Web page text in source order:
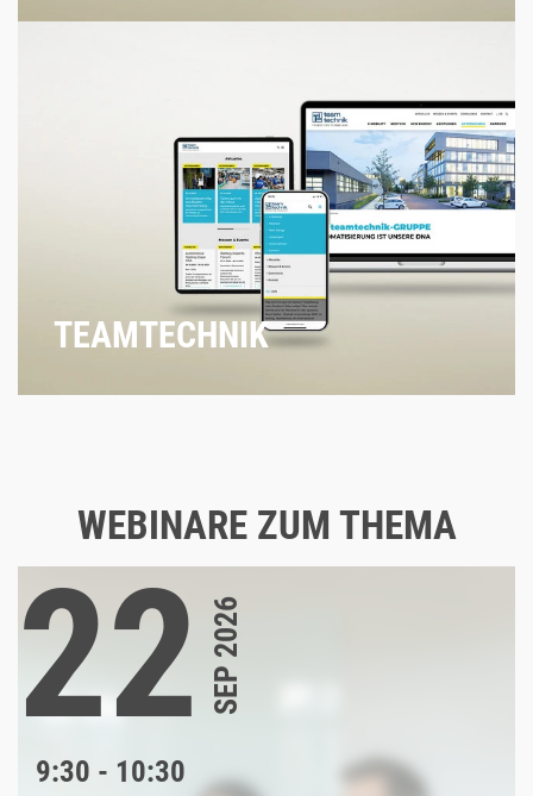
TEAMTECHNIK
WEBINARE ZUM THEMA
22SEP 2026
9:30 - 10:30